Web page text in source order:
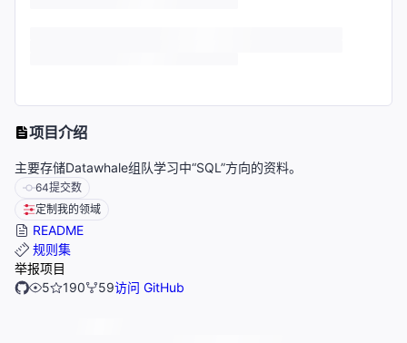
项目介绍
主要存储Datawhale组队学习中“SQL”方向的资料。
64提交数
定制我的领域
README
规则集
举报项目
5
190 59访问 GitHub